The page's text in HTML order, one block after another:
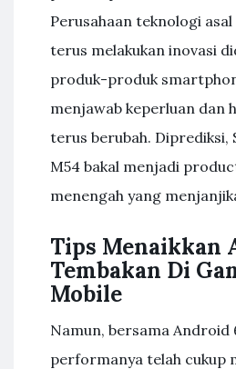
Perusahaan teknologi
terus melakukan inovasi
produk-produk
menjawab keperluan dan
terus berubah. Diprediksi,
M54 bakal menjadi
menengah yang
Tips Menaikkan
Tembakan Di
Mobile
Namun, bersama Android
performanya telah cukup